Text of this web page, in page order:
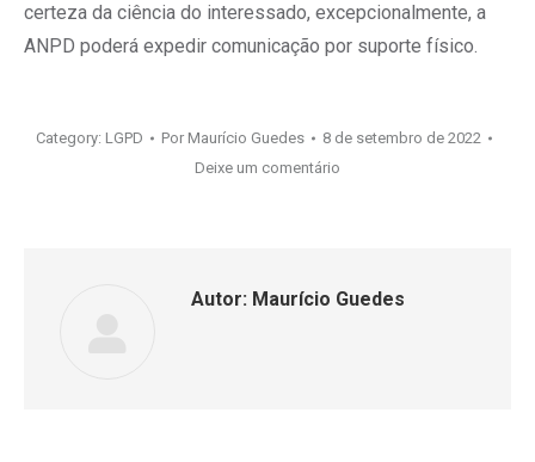
certeza da ciência do interessado, excepcionalmente, a
ANPD poderá expedir comunicação por suporte físico.
Category: LGPD Por Maurício Guedes
8 de setembro de 2022
Deixe um comentário
Autor: Maurício Guedes